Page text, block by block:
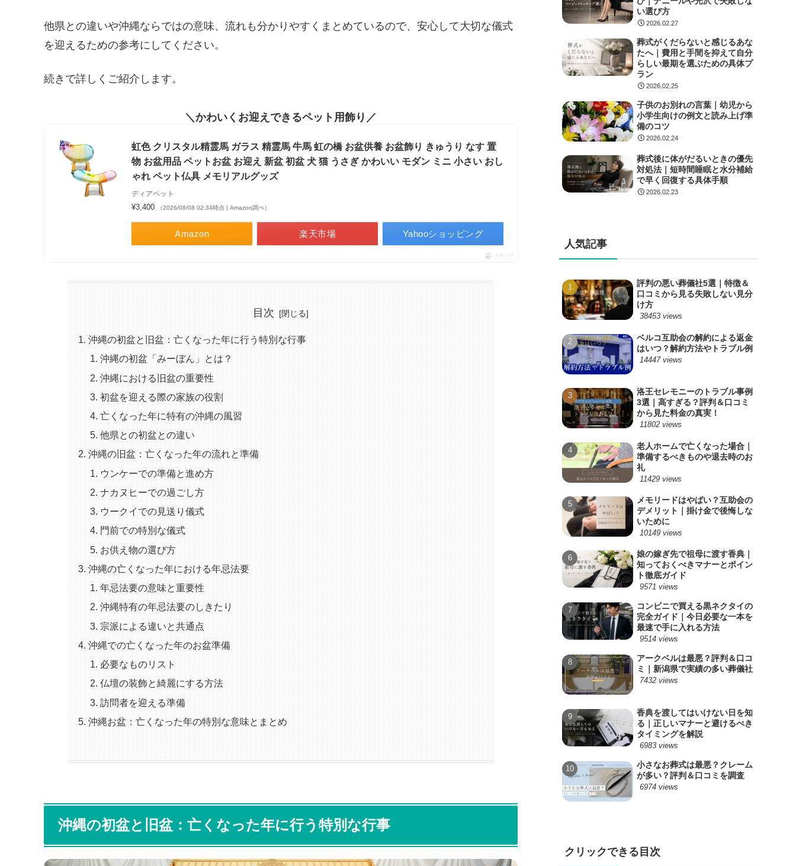
他県との違いや沖縄ならではの意味、流れも分かりやすくまとめているので、安心して大切な儀式
を迎えるための参考にしてください。
続きで詳しくご紹介します。
かわいくお迎えできるペット用飾り
虹色 クリスタル精霊馬 ガラス 精霊馬 牛馬 虹の橋 お盆供養 お盆飾り きゅうり なす 置
物 お盆用品 ペットお盆 お迎え 新盆 初盆 犬 猫 うさぎ かわいい モダン ミニ 小さい おし
ゃれ ペット仏具 メモリアルグッズ
ディアペット
¥3,400 （2026/08/08 02:34時点 | Amazon調べ）
Amazon 楽天市場 Yahooショッピング
ポチップ
目次
沖縄の初盆と旧盆：亡くなった年に行う特別な行事
沖縄の初盆「みーぼん」とは？
沖縄における旧盆の重要性
初盆を迎える際の家族の役割
亡くなった年に特有の沖縄の風習
他県との初盆との違い
沖縄の旧盆：亡くなった年の流れと準備
ウンケーでの準備と進め方
ナカヌヒーでの過ごし方
ウークイでの見送り儀式
門前での特別な儀式
お供え物の選び方
沖縄の亡くなった年における年忌法要
年忌法要の意味と重要性
沖縄特有の年忌法要のしきたり
宗派による違いと共通点
沖縄での亡くなった年のお盆準備
必要なものリスト
仏壇の装飾と綺麗にする方法
訪問者を迎える準備
沖縄お盆：亡くなった年の特別な意味とまとめ
沖縄の初盆と旧盆：亡くなった年に行う特別な行事
い選び方
2026.02.27
葬式がくだらないと感じるあな
たへ｜費用と手間を抑えて自分
らしい最期を選ぶための具体プ
ラン
2026.02.25
子供のお別れの言葉｜幼児から
小学生向けの例文と読み上げ準
備のコツ
2026.02.24
葬式後に体がだるいときの優先
対処法｜短時間睡眠と水分補給
で早く回復する具体手順
2026.02.23
人気記事
評判の悪い葬儀社5選｜特徴＆
口コミから見る失敗しない見分
け方
38453 views
ベルコ互助会の解約による返金
はいつ？解約方法やトラブル例
14447 views
洛王セレモニーのトラブル事例
3選｜高すぎる？評判＆口コミ
から見た料金の真実！
11802 views
老人ホームで亡くなった場合｜
準備するべきものや退去時のお
礼
11429 views
メモリードはやばい？互助会の
デメリット｜掛け金で後悔しな
いために
10149 views
娘の嫁ぎ先で祖母に渡す香典｜
知っておくべきマナーとポイン
ト徹底ガイド
9571 views
コンビニで買える黒ネクタイの
完全ガイド｜今日必要な一本を
最速で手に入れる方法
9514 views
アークベルは最悪？評判＆口コ
ミ｜新潟県で実績の多い葬儀社
7432 views
香典を渡してはいけない日を知
る｜正しいマナーと避けるべき
タイミングを解説
6983 views
小さなお葬式は最悪？クレーム
が多い？評判＆口コミを調査
6974 views
クリックできる目次